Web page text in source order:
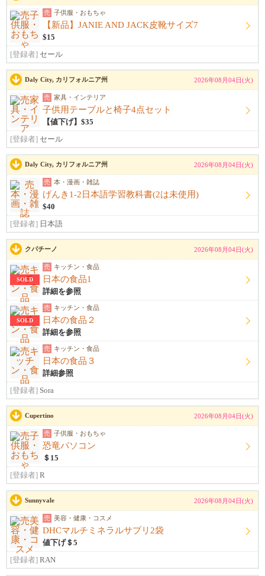
売 子供服・おもちゃ
【新品】JANIE AND JACK皮靴サイズ7
$15
[登録者] セール
Daly City, カリフォルニア州 2026年08月04日(火)
売 家具・インテリア
子供用テーブルと椅子4点セット
【値下げ】$35
[登録者] セール
Daly City, カリフォルニア州 2026年08月04日(火)
売 本・漫画・雑誌
げんき1-2日本語学習教科書(2は未使用)
$40
[登録者] 日本語
クパチーノ 2026年08月04日(火)
SOLD
売 キッチン・食品
日本の食品1
詳細を参照
SOLD
売 キッチン・食品
日本の食品２
詳細を参照
売 キッチン・食品
日本の食品３
詳細参照
[登録者] Sora
Cupertino 2026年08月04日(火)
売 子供服・おもちゃ
恐竜パソコン
＄15
[登録者] R
Sunnyvale 2026年08月04日(火)
売 美容・健康・コスメ
DHCマルチミネラルサプリ2袋
値下げ＄5
[登録者] RAN